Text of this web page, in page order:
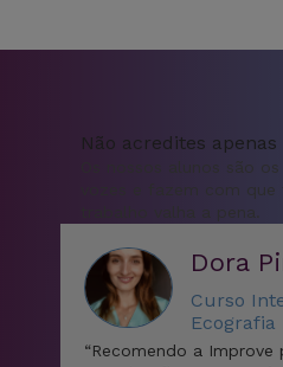
Não acredites
Os nossos alunos são
vozes e fazem com
trabalho valha a pena.
Dora
Curso
Ecografia
“Recomendo a Improve